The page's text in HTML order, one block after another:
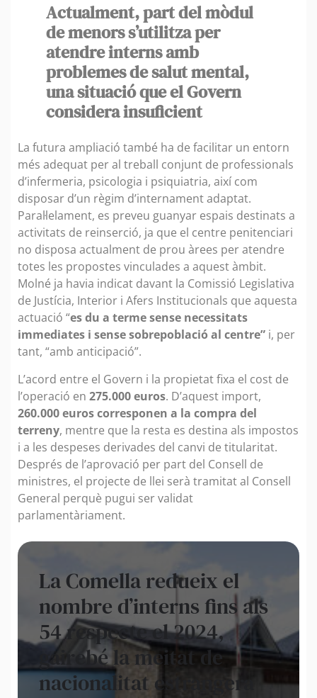
Actualment, part del mòdul
de menors s’utilitza per
atendre interns amb
problemes de salut mental,
una situació que el Govern
considera insuficient
La futura ampliació també ha de facilitar un entorn
més adequat per al treball conjunt de professionals
d’infermeria, psicologia i psiquiatria, així com
disposar d’un règim d’internament adaptat.
Paral·lelament, es preveu guanyar espais destinats a
activitats de reinserció, ja que el centre penitenciari
no disposa actualment de prou àrees per atendre
totes les propostes vinculades a aquest àmbit.
Molné ja havia indicat davant la Comissió Legislativa
de Justícia, Interior i Afers Institucionals que aquesta
actuació “es du a terme sense necessitats
immediates i sense sobrepoblació al centre” i, per
tant, “amb anticipació”.
L’acord entre el Govern i la propietat fixa el cost de
l’operació en 275.000 euros. D’aquest import,
260.000 euros corresponen a la compra del
terreny, mentre que la resta es destina als impostos
i a les despeses derivades del canvi de titularitat.
Després de l’aprovació per part del Consell de
ministres, el projecte de llei serà tramitat al Consell
General perquè pugui ser validat
parlamentàriament.
La Comella redueix el
nombre d’interns fins als
54 respecte el 2024,
gairebé la meitat de
nacionalitat estrangera